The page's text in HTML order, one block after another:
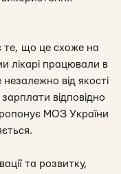
те, що це схоже на
лікарі працювали в
від якості
відповідно
МОЗ України
та розвитку,